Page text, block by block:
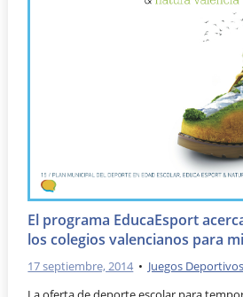
El programa EducaEsport
los colegios valencianos para
17 septiembre, 2014 • Juegos